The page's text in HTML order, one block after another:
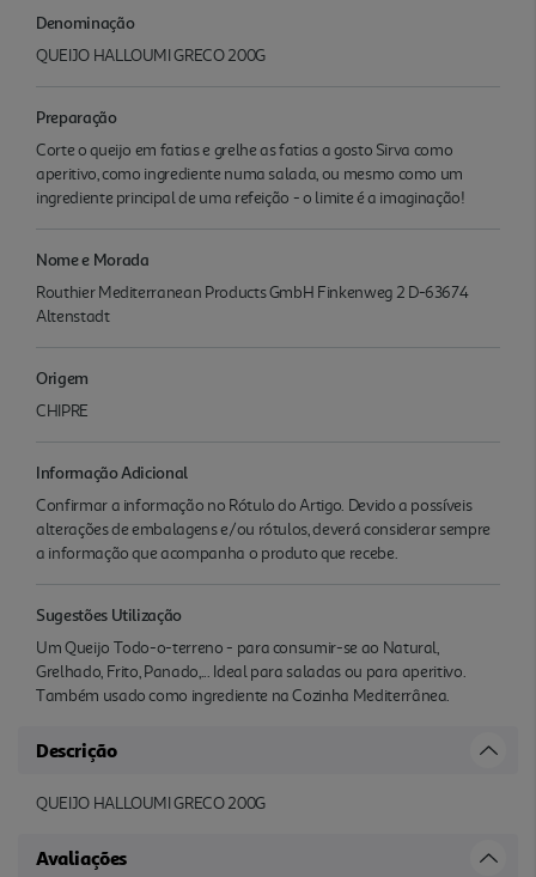
Denominação
QUEIJO HALLOUMI GRECO 200G
Preparação
Corte o queijo em fatias e grelhe as fatias a gosto Sirva como
aperitivo, como ingrediente numa salada, ou mesmo como um
ingrediente principal de uma refeição - o limite é a imaginação!
Nome e Morada
Routhier Mediterranean Products GmbH Finkenweg 2 D-63674
Altenstadt
Origem
CHIPRE
Informação Adicional
Confirmar a informação no Rótulo do Artigo. Devido a possíveis
alterações de embalagens e/ou rótulos, deverá considerar sempre
a informação que acompanha o produto que recebe.
Sugestões Utilização
Um Queijo Todo-o-terreno - para consumir-se ao Natural,
Grelhado, Frito, Panado,... Ideal para saladas ou para aperitivo.
Também usado como ingrediente na Cozinha Mediterrânea.
Descrição
QUEIJO HALLOUMI GRECO 200G
Avaliações